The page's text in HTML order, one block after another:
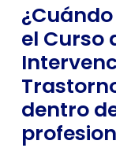
el Curso
dentro